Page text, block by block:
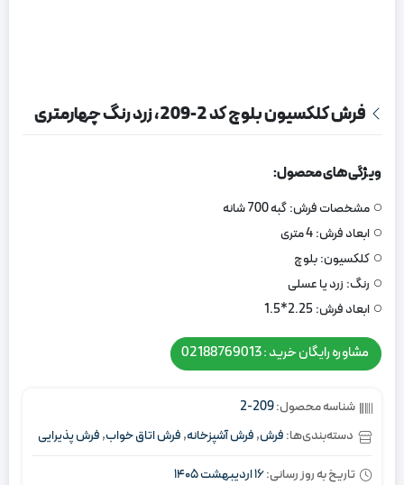
فرش کلکسیون بلوچ کد 2-209، زرد رنگ چهارمتری
ویژگی های محصول:
مشخصات فرش:گبه 700 شانه
ابعاد فرش:4 متری
کلکسیون:بلوچ
رنگ: زرد یا عسلی
ابعاد فرش: 2.25*1.5
مشاوره رایگان خرید : 02188769013
شناسه محصول:209-2
دسته‌بندی‌ها:فرش,فرش آشپزخانه,فرش اتاق خواب,فرش پذیرایی
تاریخ به روز رسانی:16 اردیبهشت 1405